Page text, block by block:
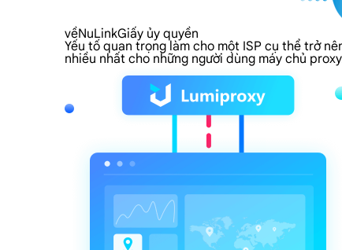
vềNuLinkGiấy ủy quyền
Yếu tố quan trọng làm cho một ISP cụ thể trở
nhiều nhất cho những người dùng máy chủ